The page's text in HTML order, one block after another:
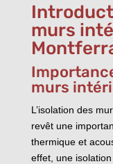
murs
murs
L’isolation des
revêt une
thermique et
effet, une